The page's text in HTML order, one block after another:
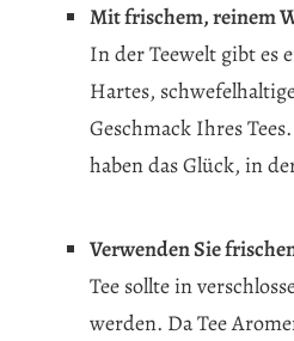
Mit frischem, reinem
In der Teewelt gibt es
Hartes,
Geschmack Ihres
haben das Glück, in
Verwenden Sie
Tee sollte in
werden. Da Tee